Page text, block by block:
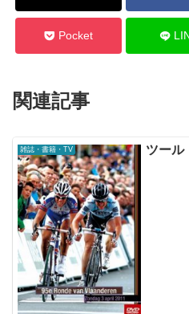
Pocket
関連記事
雑誌・書籍・TV ツール